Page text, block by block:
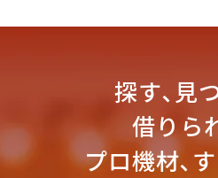
探す､見
借りら
プロ機材､す